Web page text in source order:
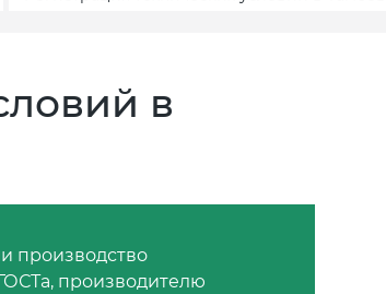
в
производство
производителю